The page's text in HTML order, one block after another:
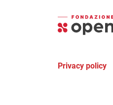
Privacy policy